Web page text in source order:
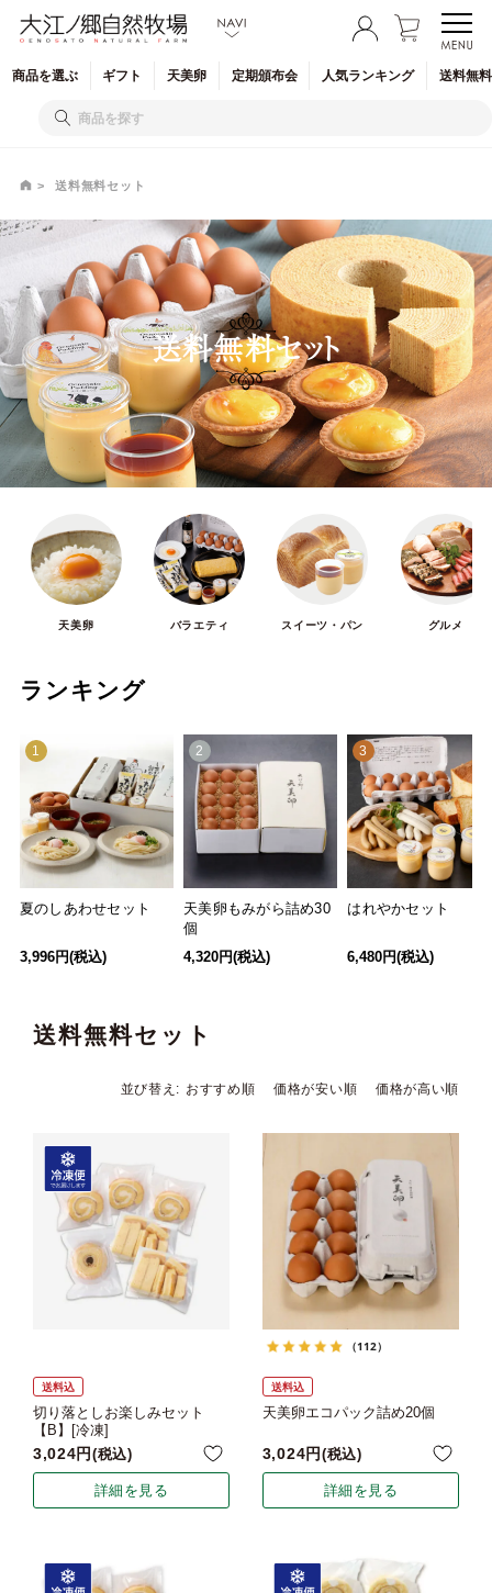
商品を選ぶ ギフト 天美卵 定期頒布会 人気ランキング 送料無
送料無料セット
送料無料セット
天美卵 バラエティ スイーツ・パン グルメ
ランキング
1
夏のしあわせセット
3,996円(税込)
2
天美卵もみがら詰め30
個
4,320円(税込)
3
はれやかセット
6,480円(税込)
送料無料セット
並び替え おすすめ順 価格が安い順 価格が高い順
送料込
切り落としお楽しみセット
【B】[冷凍]
3,024 税込
詳細を見る
（112）
送料込
天美卵エコパック詰め20個
3,024 税込
詳細を見る